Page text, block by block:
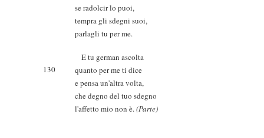
se radolcir lo puoi,
tempra gli sdegni suoi,
parlagli tu per me.
E tu german ascolta
130
quanto per me ti dice
e pensa un'altra volta,
che degno del tuo sdegno
l'affetto mio non è.(Parte)